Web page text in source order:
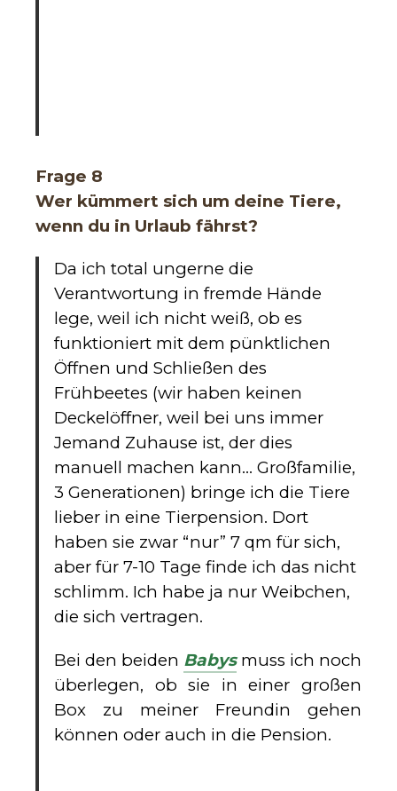
Frage 8
Wer kümmert sich um deine Tiere,
wenn du in Urlaub fährst?
Da ich total ungerne die
Verantwortung in fremde Hände
lege, weil ich nicht weiß, ob es
funktioniert mit dem pünktlichen
Öffnen und Schließen des
Frühbeetes (wir haben keinen
Deckelöffner, weil bei uns immer
Jemand Zuhause ist, der dies
manuell machen kann… Großfamilie,
3 Generationen) bringe ich die Tiere
lieber in eine Tierpension. Dort
haben sie zwar “nur” 7 qm für sich,
aber für 7-10 Tage finde ich das nicht
schlimm. Ich habe ja nur Weibchen,
die sich vertragen.
Bei den beiden Babysmuss ich noch
überlegen, ob sie in einer großen
Box zu meiner Freundin gehen
können oder auch in die Pension.